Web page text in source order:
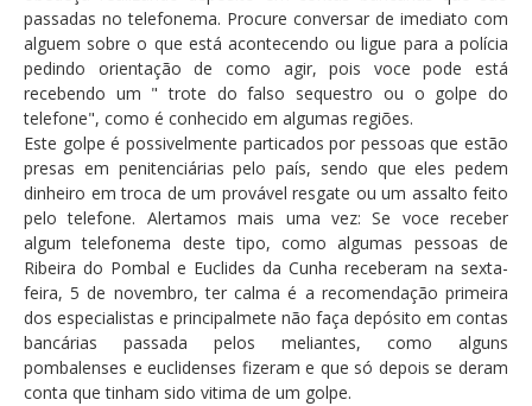
passadas no telefonema. Procure conversar de imediato com
alguem sobre o que está acontecendo ou ligue para a polícia
pedindo orientação de como agir, pois voce pode está
recebendo um " trote do falso sequestro ou o golpe do
telefone", como é conhecido em algumas regiões.
Este golpe é possivelmente particados por pessoas que estão
presas em penitenciárias pelo país, sendo que eles pedem
dinheiro em troca de um provável resgate ou um assalto feito
pelo telefone. Alertamos mais uma vez: Se voce receber
algum telefonema deste tipo, como algumas pessoas de
Ribeira do Pombal e Euclides da Cunha receberam na sexta-
feira, 5 de novembro, ter calma é a recomendação primeira
dos especialistas e principalmete não faça depósito em contas
bancárias passada pelos meliantes, como alguns
pombalenses e euclidenses fizeram e que só depois se deram
conta que tinham sido vitima de um golpe.